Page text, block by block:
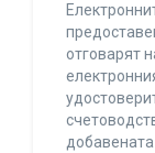
отговарят